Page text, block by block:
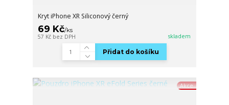
Kryt iPhone XR Siliconový černý
69 Kč/ks
57 Kč bez DPH skladem
Přidat do košíku
Akce